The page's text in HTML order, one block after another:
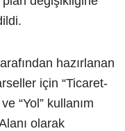
hazırlanan
için “Ticaret-
“Yol” kullanım
olarak